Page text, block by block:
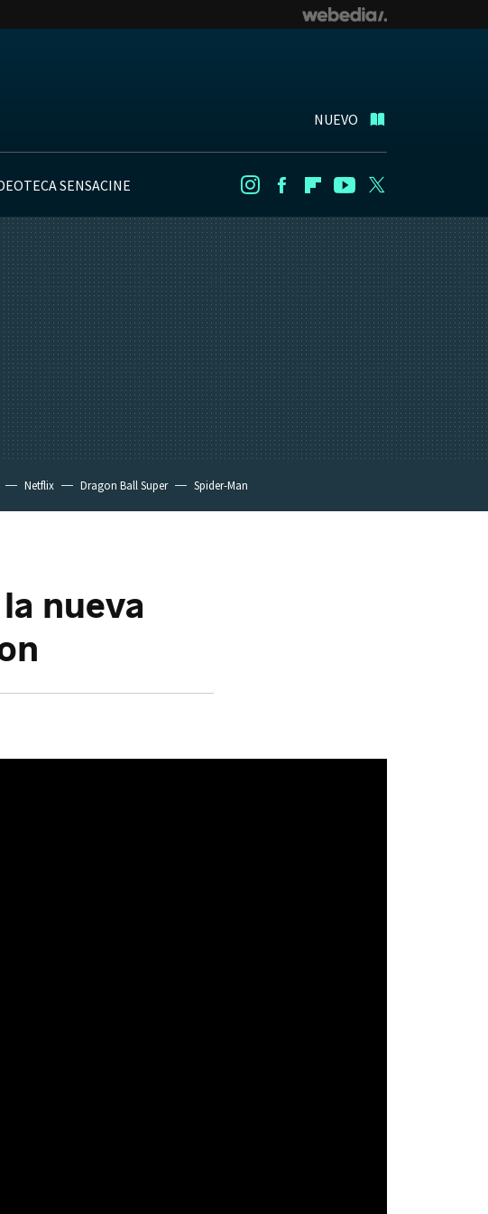
NUEVO
SENSACINE InstagramFacebookFlipboard
Youtube
Netflix Dragon Ball Super Spider-Man
nueva